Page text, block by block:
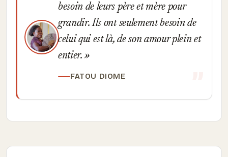
besoin de leurs père et mère pour
grandir. Ils ont seulement besoin de
celui qui est là, de son amour plein et
entier.
FATOU DIOME